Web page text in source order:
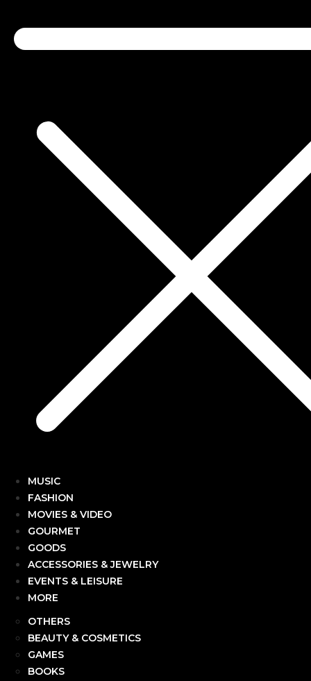
MUSIC
FASHION
MOVIES & VIDEO
GOURMET
GOODS
ACCESSORIES & JEWELRY
EVENTS & LEISURE
MORE
OTHERS
BEAUTY & COSMETICS
GAMES
BOOKS